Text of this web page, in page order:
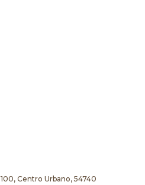
Centro Urbano, 54740